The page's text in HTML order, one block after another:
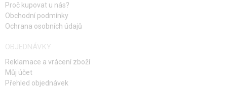
Proč kupovat u nás?
Obchodní podmínky
Ochrana osobních údajů
OBJEDNÁVKY
Reklamace a vrácení zboží
Můj účet
Přehled objednávek